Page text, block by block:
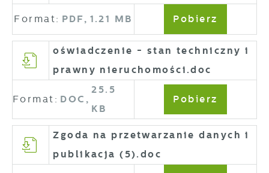
Format: PDF, 1.21 MB Pobierz
oświadczenie - stan techniczny i
prawny nieruchomości.doc
Format: DOC,
25.5
KB
Pobierz
Zgoda na przetwarzanie danych i
publikacja (5).doc